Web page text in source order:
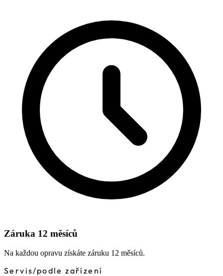
Záruka 12 měsíců
Na každou opravu získáte záruku 12 měsíců.
Servis/podle zařízení